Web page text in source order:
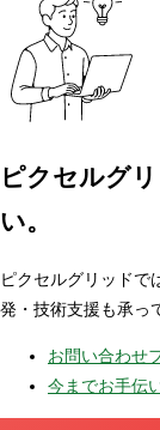
ピクセルグ
い。
ピクセルグリッドで
発・技術支援も承っ
お問い合わせ
今までお手伝